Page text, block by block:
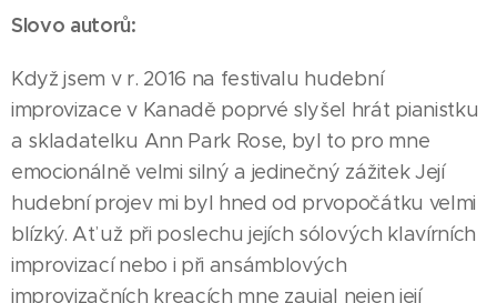
Slovo autorů:
Když jsem v r. 2016 na festivalu hudební
improvizace v Kanadě poprvé slyšel hrát pianistku
a skladatelku Ann Park Rose, byl to pro mne
emocionálně velmi silný a jedinečný zážitek Její
hudební projev mi byl hned od prvopočátku velmi
blízký. Ať už při poslechu jejích sólových klavírních
improvizací nebo i při ansámblových
improvizačních kreacích mne zaujal nejen její